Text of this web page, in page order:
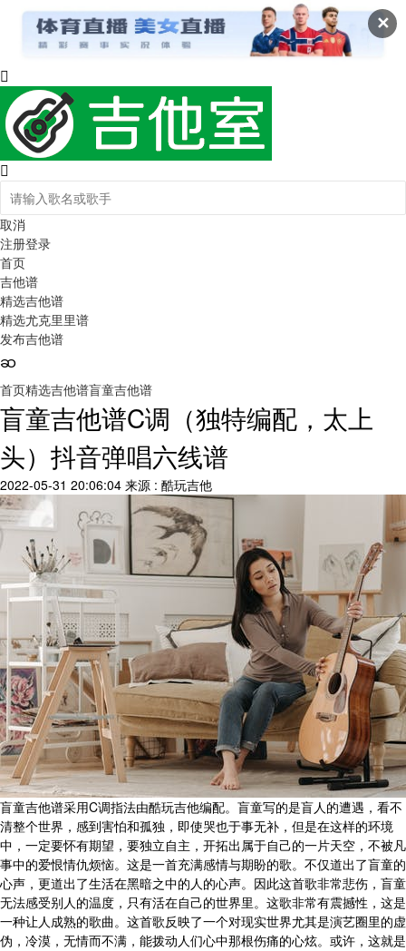
✕
取消
注册登录
首页
吉他谱
精选吉他谱
精选尤克里里谱
发布吉他谱
首页精选吉他谱盲童吉他谱
盲童吉他谱C调（独特编配，太上
头）抖音弹唱六线谱
2022-05-31 20:06:04 来源 : 酷玩吉他
盲童吉他谱采用C调指法由酷玩吉他编配。盲童写的是盲人的遭遇，看不
清整个世界，感到害怕和孤独，即使哭也于事无补，但是在这样的环境
中，一定要怀有期望，要独立自主，开拓出属于自己的一片天空，不被凡
事中的爱恨情仇烦恼。这是一首充满感情与期盼的歌。不仅道出了盲童的
心声，更道出了生活在黑暗之中的人的心声。因此这首歌非常悲伤，盲童
无法感受别人的温度，只有活在自己的世界里。这歌非常有震撼性，这是
一种让人成熟的歌曲。这首歌反映了一个对现实世界尤其是演艺圈里的虚
伪，冷漠，无情而不满，能拨动人们心中那根伤痛的心炫。或许，这就是